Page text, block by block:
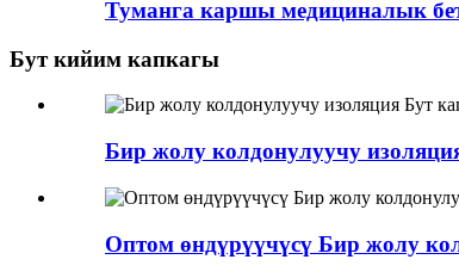
Туманга каршы медициналык
Бут кийим капкагы
Бир жолу колдонулуучу
Оптом өндүрүүчүсү Бир жолу